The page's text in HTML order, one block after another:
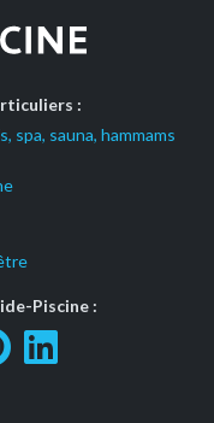
:
spa, sauna, hammams
Piscine :